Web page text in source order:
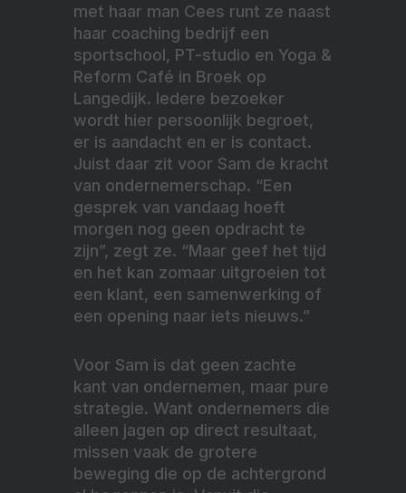
met haar man Cees runt ze naast
haar coaching bedrijf een
sportschool, PT-studio en Yoga &
Reform Café in Broek op
Langedijk. Iedere bezoeker
wordt hier persoonlijk begroet,
er is aandacht en er is contact.
Juist daar zit voor Sam de kracht
van ondernemerschap. “Een
gesprek van vandaag hoeft
morgen nog geen opdracht te
zijn”, zegt ze. “Maar geef het tijd
en het kan zomaar uitgroeien tot
een klant, een samenwerking of
een opening naar iets nieuws.”
Voor Sam is dat geen zachte
kant van ondernemen, maar pure
strategie. Want ondernemers die
alleen jagen op direct resultaat,
missen vaak de grotere
beweging die op de achtergrond